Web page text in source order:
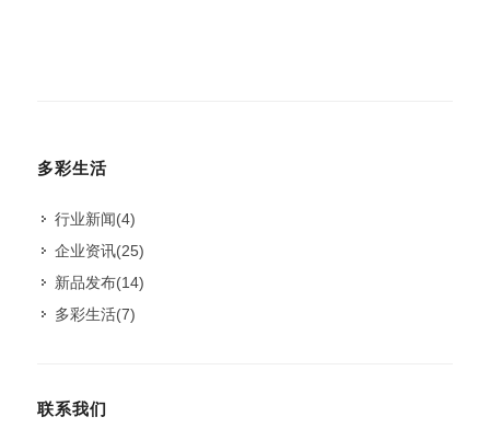
多彩生活
行业新闻(4)
企业资讯(25)
新品发布(14)
多彩生活(7)
联系我们